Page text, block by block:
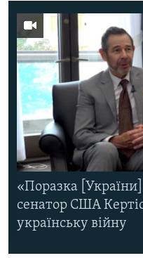
«Поразка
сенатор США
українську війну